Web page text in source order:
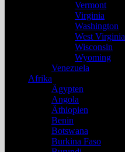
Vermont
Virginia
Washington
West Virginia
Wisconsin
Wyoming
Venezuela
Afrika
Ägypten
Angola
Äthiopien
Benin
Botswana
Burkina Faso